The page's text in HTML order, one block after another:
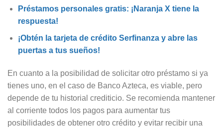
Préstamos personales gratis: ¡Naranja X tiene la
respuesta!
¡Obtén la tarjeta de crédito Serfinanza y abre las
puertas a tus sueños!
En cuanto a la posibilidad de solicitar otro préstamo si ya
tienes uno, en el caso de Banco Azteca, es viable, pero
depende de tu historial crediticio. Se recomienda mantener
al corriente todos los pagos para aumentar tus
posibilidades de obtener otro crédito y evitar recibir una